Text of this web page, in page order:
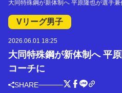
大同特殊鋼が新体制へ 平原隆也が選手
Vリーグ男子
2026.06.01 18:25
大同特殊鋼が新体制へ 平
コーチに
SHARE